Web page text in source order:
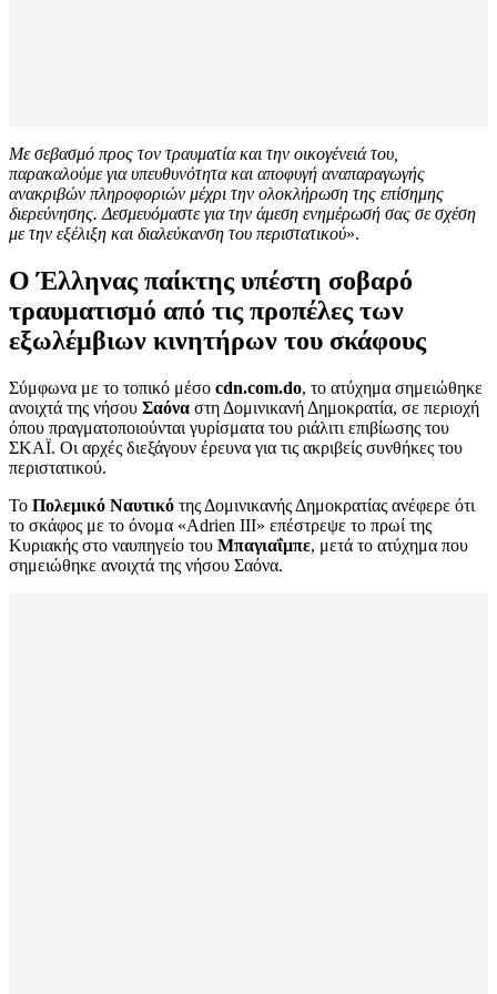
Με σεβασμό προς τον τραυματία και την οικογένειά του,
παρακαλούμε για υπευθυνότητα και αποφυγή αναπαραγωγής
ανακριβών πληροφοριών μέχρι την ολοκλήρωση της επίσημης
διερεύνησης. Δεσμευόμαστε για την άμεση ενημέρωσή σας σε σχέση
με την εξέλιξη και διαλεύκανση του περιστατικού».
Ο Έλληνας παίκτης υπέστη σοβαρό
τραυματισμό από τις προπέλες των
εξωλέμβιων κινητήρων του σκάφους
Σύμφωνα με το τοπικό μέσο cdn.com.do, το ατύχημα σημειώθηκε
ανοιχτά της νήσου Σαόνα στη Δομινικανή Δημοκρατία, σε περιοχή
όπου πραγματοποιούνται γυρίσματα του ριάλιτι επιβίωσης του
ΣΚΑΪ. Οι αρχές διεξάγουν έρευνα για τις ακριβείς συνθήκες του
περιστατικού.
Το Πολεμικό Ναυτικό της Δομινικανής Δημοκρατίας ανέφερε ότι
το σκάφος με το όνομα «Adrien III» επέστρεψε το πρωί της
Κυριακής στο ναυπηγείο του Μπαγιαΐμπε, μετά το ατύχημα που
σημειώθηκε ανοιχτά της νήσου Σαόνα.